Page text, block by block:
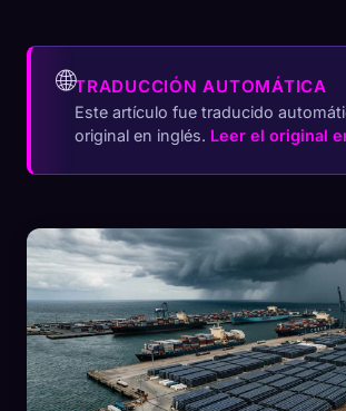
🌐TRADUCCIÓN AUTOMÁTICA
Este artículo fue traducido
original en inglés. Leer el original